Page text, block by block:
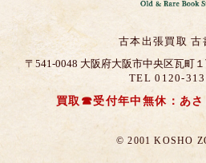
古本出張買取 古
〒541-0048 大阪府大阪市中央区瓦町
TEL 0120-
買取☎受付年中無休：あ
© 2001 KOSHO